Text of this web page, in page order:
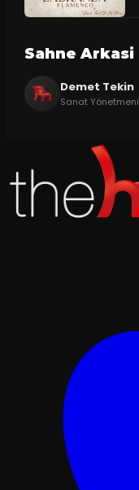
Sahne Arkasi
Demet Tekin
Sanat Yönetmeni